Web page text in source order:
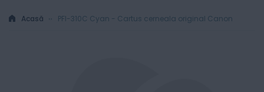
Acasă PFI-310C Cyan - Cartus cerneala original Canon